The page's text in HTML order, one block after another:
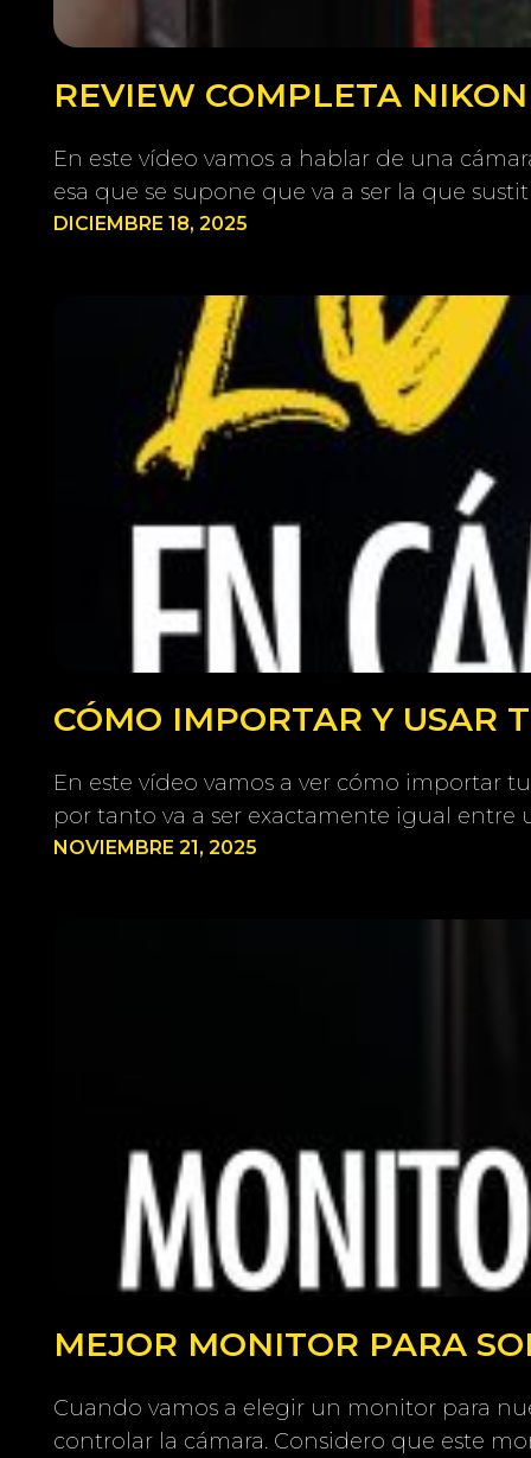
REVIEW COMPLETA
En este vídeo vamos a hablar de una
esa que se supone que va a ser la que
DICIEMBRE 18, 2025
CÓMO IMPORTAR Y USAR
En este vídeo vamos a ver cómo importar
por tanto va a ser exactamente igual entre
NOVIEMBRE 21, 2025
MEJOR MONITOR PARA
Cuando vamos a elegir un monitor para
controlar la cámara. Considero que este